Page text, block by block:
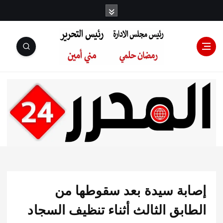
رئيس مجلس
الإدارة: رمضان
التحرير:مني أمين
سيدة بعد سقوطها من
الثالث أثناء تنظيف السجاد